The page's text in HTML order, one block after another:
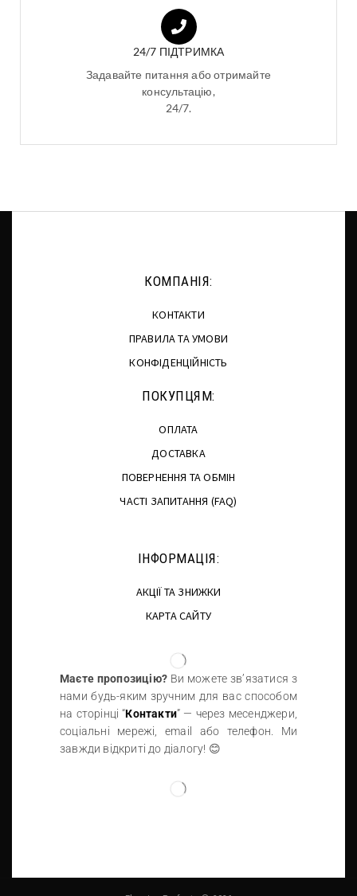
24/7 ПІДТРИМКА
Задавайте питання або отримайте
консультацію,
24/7.
КОМПАНІЯ:
КОНТАКТИ
ПРАВИЛА ТА УМОВИ
КОНФІДЕНЦІЙНІСТЬ
ПОКУПЦЯМ:
ОПЛАТА
ДОСТАВКА
ПОВЕРНЕННЯ ТА ОБМІН
ЧАСТІ ЗАПИТАННЯ (FAQ)
ІНФОРМАЦІЯ:
АКЦІЇ ТА ЗНИЖКИ
КАРТА САЙТУ
Маєте пропозицію? Ви можете зв’язатися з
нами будь-яким зручним для вас способом
на сторінці “Контакти” — через месенджери,
соціальні мережі, email або телефон. Ми
завжди відкриті до діалогу! 😊